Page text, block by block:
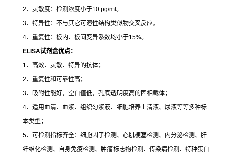
2．灵敏度：检测浓度小于10 pg/ml。
3．特异性：不与其它可溶性结构类似物交叉反应。
4．重复性：板内、板间变异系数均小于15%。
ELISA试剂盒优点：
1、高效、灵敏、特异的抗体；
2、重复性和可靠性高；
3、吸附性能好，空白值低，孔底透明度高的固相载体；
4、适用血清、血浆、组织匀浆液、细胞培养上清液、尿液等等多种标
本类型；
5、可检测指标齐全：细胞因子检测、心肌梗塞检测、内分泌检测、肝
纤维化检测、自身免疫检测、肿瘤标志物检测、传染病检测、特种蛋白